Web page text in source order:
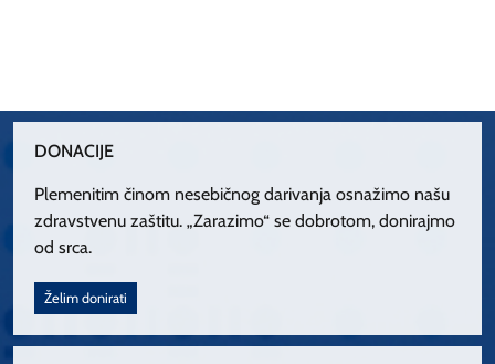
DONACIJE
Plemenitim činom nesebičnog darivanja osnažimo našu
zdravstvenu zaštitu. „Zarazimo“ se dobrotom, donirajmo
od srca.
Želim donirati